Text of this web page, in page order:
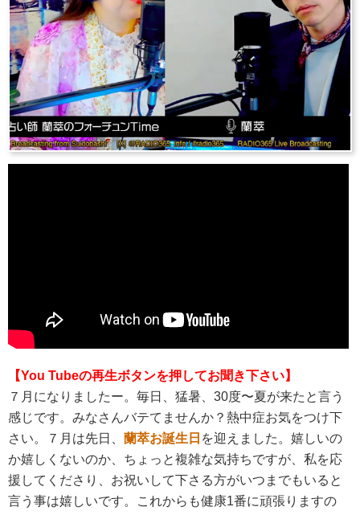
【You Tubeの再生ボタンを押してお聞き下さい】
７月になりましたー。毎日、猛暑、30度〜夏が来たと言う
感じです。みなさんバテてませんか？熱中症お気をつけ下
さい。７月は先日、 蘭萃お誕生日 を迎えました。嬉しいの
か嬉しくないのか、ちょっと複雑な気持ちですが、私を応
援してくださり、お祝いして下さる方がいつまでもいると
言う事は嬉しいです。これからも健康1番に頑張りますの